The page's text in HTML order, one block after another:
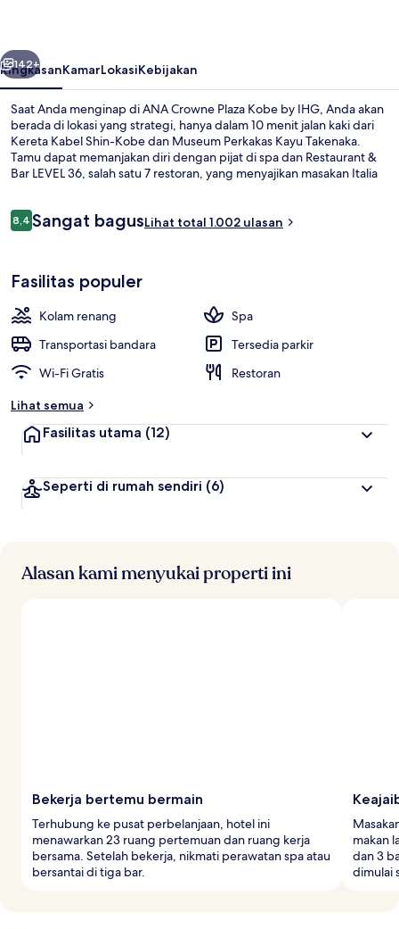
IHG
Berikutnya
142+
RingkasanKamarLokasiKebijakan
Saat Anda menginap di ANA Crowne Plaza Kobe by IHG, Anda akan
berada di lokasi yang strategi, hanya dalam 10 menit jalan kaki dari
Kereta Kabel Shin-Kobe dan Museum Perkakas Kayu Takenaka.
Tamu dapat memanjakan diri dengan pijat di spa dan Restaurant &
Bar LEVEL 36, salah satu 7 restoran, yang menyajikan masakan Italia
pusat kebugaran. Staf dan kondisi keseluruhan mendapatkan nilai
Ulasan
8,48,4 dari 10
Sangat bagusLihat total 1.002 ulasan
Fasilitas populer
Kolam renang
Spa
Transportasi bandara
Tersedia parkir
Wi-Fi Gratis
Restoran
Lihat semua
Fasilitas utama (12)
Seperti di rumah sendiri (6)
Alasan kami menyukai properti ini
Bekerja bertemu bermain
Terhubung ke pusat perbelanjaan, hotel ini
menawarkan 23 ruang pertemuan dan ruang kerja
bersama. Setelah bekerja, nikmati perawatan spa atau
bersantai di tiga bar.
makan
dan 3
dimulai